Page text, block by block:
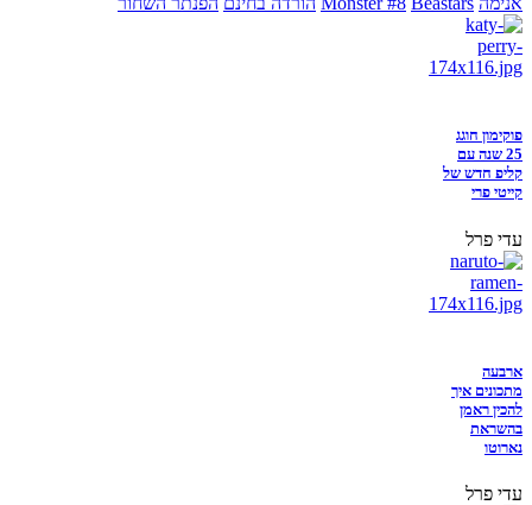
פוקימון חוגג
25 שנה עם
קליפ חדש של
קייטי פרי
עדי פרל
ארבעה
מתכונים איך
להכין ראמן
בהשראת
נארוטו
עדי פרל